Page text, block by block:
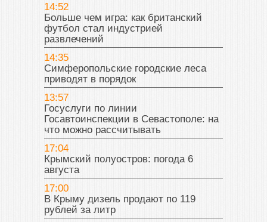
14:52
Больше чем игра: как британский
футбол стал индустрией
развлечений
14:35
Симферопольские городские леса
приводят в порядок
13:57
Госуслуги по линии
Госавтоинспекции в Севастополе: на
что можно рассчитывать
17:04
Крымский полуостров: погода 6
августа
17:00
В Крыму дизель продают по 119
рублей за литр